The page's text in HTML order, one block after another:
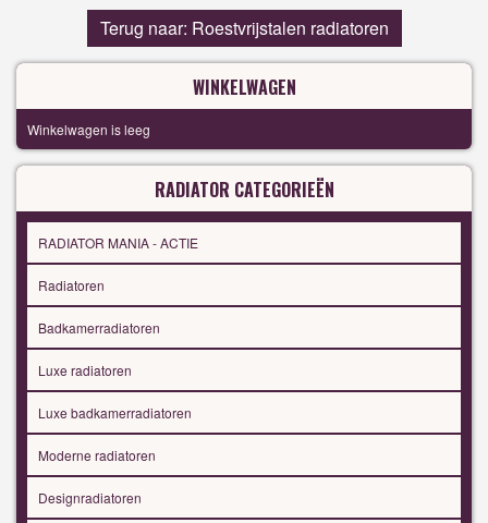
Terug naar: Roestvrijstalen radiatoren
WINKELWAGEN
Winkelwagen is leeg
RADIATOR CATEGORIEËN
RADIATOR MANIA - ACTIE
Radiatoren
Badkamerradiatoren
Luxe radiatoren
Luxe badkamerradiatoren
Moderne radiatoren
Designradiatoren